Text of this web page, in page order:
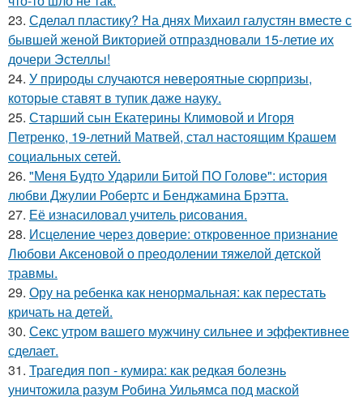
23. Сделал пластику? На днях Михаил галустян вместе с
бывшей женой Викторией отпраздновали 15-летие их
дочери Эстеллы!
24. У природы случаются невероятные сюрпризы,
которые ставят в тупик даже науку.
25. Старший сын Екатерины Климовой и Игоря
Петренко, 19-летний Матвей, стал настоящим Крашем
социальных сетей.
26. "Меня Будто Ударили Битой ПО Голове": история
любви Джулии Робертс и Бенджамина Брэтта.
27. Её изнасиловал учитель рисования.
28. Исцеление через доверие: откровенное признание
Любови Аксеновой о преодолении тяжелой детской
травмы.
29. Ору на ребенка как ненормальная: как перестать
кричать на детей.
30. Секс утром вашего мужчину сильнее и эффективнее
сделает.
31. Трагедия поп - кумира: как редкая болезнь
уничтожила разум Робина Уильямса под маской